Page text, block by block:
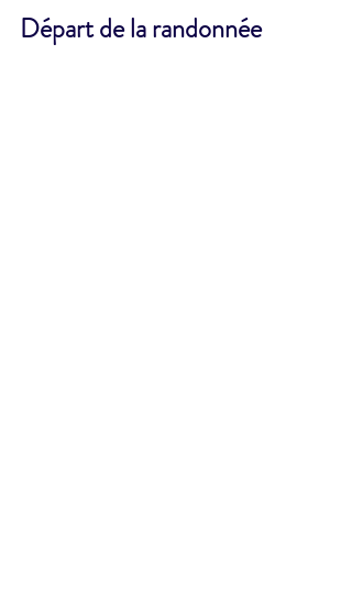
Départ de la randonnée